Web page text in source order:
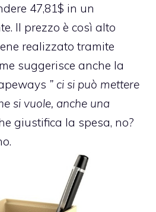
47,81$ in un
Il prezzo è così alto
realizzato tramite
suggerisce anche la
” ci si può mettere
si vuole, anche una
giustifica la spesa, no?